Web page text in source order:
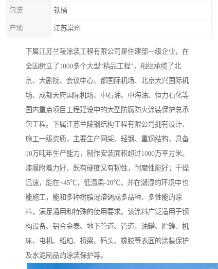
包装 铁桶
产地 江苏常州
下属江苏兰陵涂装工程有限公司是住建部一级企业，在
全国树立了1000多个大型“精品工程”，相继承揽了北
京、大剧院、会议中心、都国际机场、北京大兴国际机
场、成都天府国际机场、中石油、中海油、恒力石化等
国内重点项目工程建设中的大型防腐防火涂装保护总承
包工程。下属江苏兰陵钢结构工程有限公司拥有设计、
施工一级资质，主要生产网架、轻钢、重钢结构，具备
10万吨年生产能力，制作安装面积超过1000万平方米。
漆膜附着力好，既有硬度又有韧性，耐磨性能好；干燥
迅速，能在+45℃，低温柔-20℃，并在潮湿的环境中也
能施工，能和多种树脂混溶调成多品种、多性能的涂
料，满足通用和特殊的使用要求。该涂料广泛适用于钢
构设备、铝合金表、地下管道、管道、油罐、贮罐、机
床、电机、船舶、桥梁、码头、橡胶等表面的涂装保护
及水泥制品的涂装保护等。